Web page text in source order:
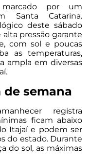
por um
Santa Catarina.
deste sábado
pressão garante
com sol e poucas
as temperaturas,
ampla em diversas
semana
registra
ficam abaixo
Itajaí e podem ser
do estado. Durante
do sol, as máximas